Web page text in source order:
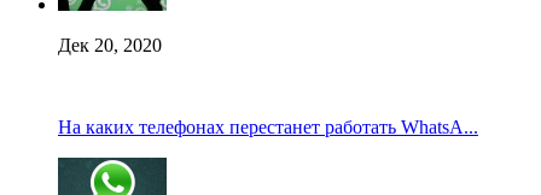
Дек 20, 2020
На каких телефонах перестанет работать WhatsA...